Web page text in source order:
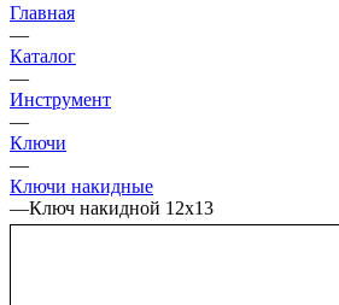
Главная
—
Каталог
—
Инструмент
—
Ключи
—
Ключи накидные
—Ключ накидной 12х13